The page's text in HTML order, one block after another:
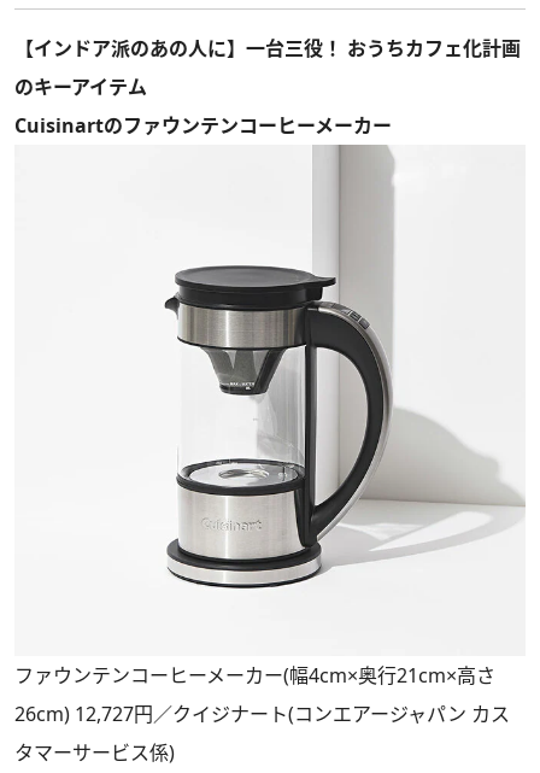
【インドア派のあの人に】一台三役！ おうちカフェ化計画
のキーアイテム
Cuisinartのファウンテンコーヒーメーカー
ファウンテンコーヒーメーカー(幅4cm×奥行21cm×高さ
26cm) 12,727円／クイジナート(コンエアージャパン カス
タマーサービス係)